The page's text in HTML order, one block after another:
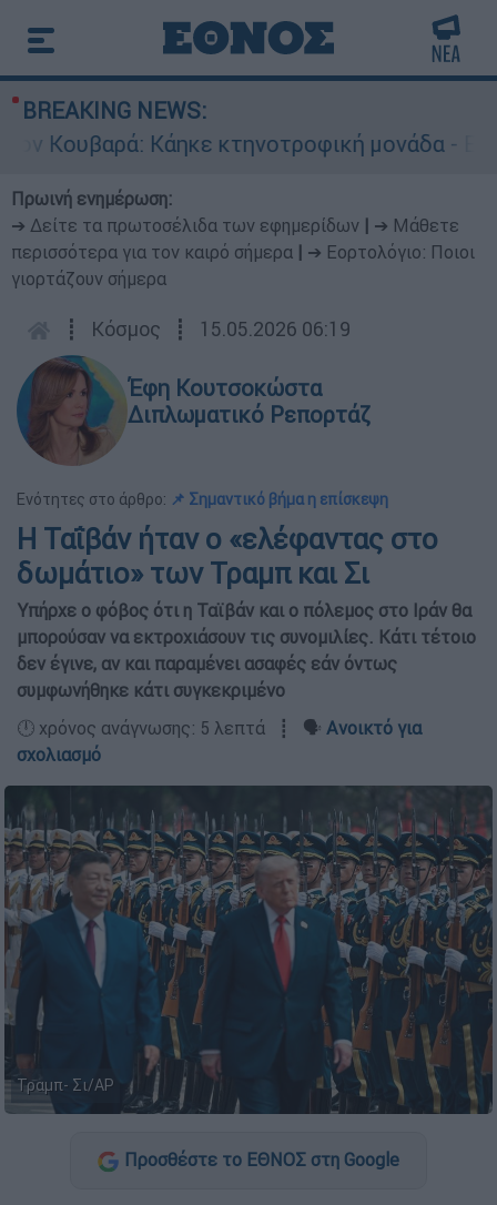
BREAKING NEWS:
Κάηκε κτηνοτροφική μονάδα -
Πρωινή ενημέρωση:
➔ Δείτε τα πρωτοσέλιδα των εφημερίδων
➔ Μάθετε
περισσότερα για τον καιρό σήμερα
➔ Εορτολόγιο: Ποιοι
γιορτάζουν σήμερα
┋ Κόσμος ┋ 15.05.2026 06:19
Έφη Κουτσοκώστα
Διπλωματικό Ρεπορτάζ
Ενότητες στο άρθρο: 📌 Σημαντικό βήμα η επίσκεψη
Η Ταΐβάν ήταν ο «ελέφαντας στο
δωμάτιο» των Τραμπ και Σι
Υπήρχε ο φόβος ότι η Ταϊβάν και ο πόλεμος στο Ιράν θα
μπορούσαν να εκτροχιάσουν τις συνομιλίες. Κάτι τέτοιο
δεν έγινε, αν και παραμένει ασαφές εάν όντως
συμφωνήθηκε κάτι συγκεκριμένο
🕛 χρόνος ανάγνωσης: 5 λεπτά ┋ 🗣️ Ανοικτό για
σχολιασμό
Τραμπ- Σι/AP
Προσθέστε το ΕΘΝΟΣ στη Google